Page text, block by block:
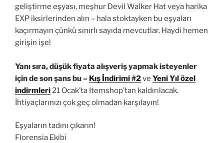
geliştirme eşyası, meşhur Devil Walker Hat veya harika
EXP iksirlerinden alın – hala stoktayken bu eşyaları
kaçırmayın çünkü sınırlı sayıda mevcutlar. Haydi hemen
girişin işe!
Yanı sıra, düşük fiyata alışveriş yapmak isteyenler
için de son şans bu – Kış İndirimi #2ve Yeni Yıl özel
indirmleri21 Ocak’ta Itemshop’tan kaldırılacak.
İhtiyaçlarınızı çok geç olmadan karşılayın!
Eşyaların tadını çıkarın!
Florensia Ekibi